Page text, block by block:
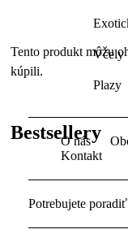
Včely
Plazy
O nás
Kontakt
Potrebujete
Tento produkt môžu
kúpili.
Bestsellery